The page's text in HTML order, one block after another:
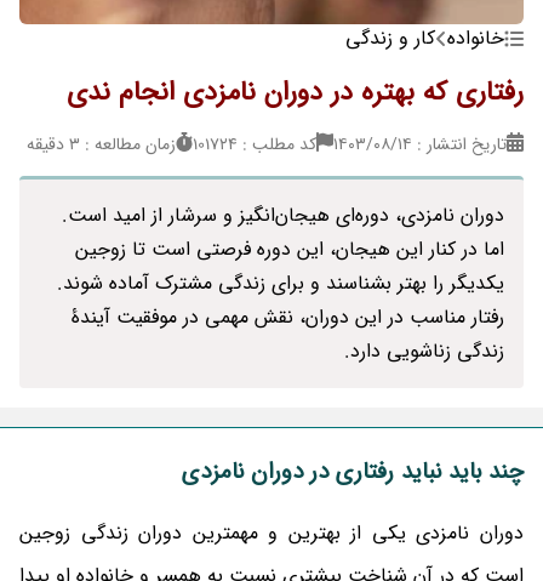
خانواده کار و زندگی
رفتاری که بهتره در دوران نامزدی انجام ندی
تاریخ انتشار : ۱۴۰۳/۰۸/۱۴ کد مطلب : 101724 زمان مطالعه : 3 دقیقه
دوران نامزدی، دوره‌ای هیجان‌انگیز و سرشار از امید است.
اما در کنار این هیجان، این دوره فرصتی است تا زوجین
یکدیگر را بهتر بشناسند و برای زندگی مشترک آماده شوند.
رفتار مناسب در این دوران، نقش مهمی در موفقیت آیندۀ
زندگی زناشویی دارد.
چند باید نباید رفتاری در دوران نامزدی
دوران نامزدی یکی از بهترین و مهمترین دوران زندگی زوجین